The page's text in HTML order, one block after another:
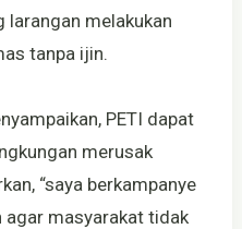
larangan melakukan
tanpa ijin.
PETI dapat
merusak
“saya berkampanye
agar masyarakat tidak